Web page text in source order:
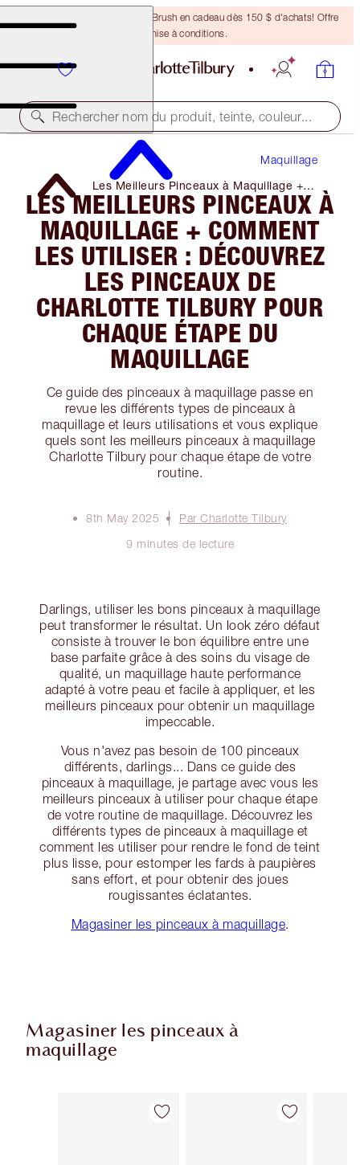
Recevez un pinceau Bronzing Brush en cadeau dès 150 $ d'achats! Offre
soumise à conditions.
Rechercher nom du produit, teinte, couleur...
Maquillage
Les Meilleurs Pinceaux à Maquillage +
Comment Les Utiliser : Découvrez Les
Pinceaux De Charlotte Tilbury Pour
Chaque éTape Du Maquillage
LES MEILLEURS PINCEAUX À
MAQUILLAGE + COMMENT
LES UTILISER : DÉCOUVREZ
LES PINCEAUX DE
CHARLOTTE TILBURY POUR
CHAQUE ÉTAPE DU
MAQUILLAGE
Ce guide des pinceaux à maquillage passe en
revue les différents types de pinceaux à
maquillage et leurs utilisations et vous explique
quels sont les meilleurs pinceaux à maquillage
Charlotte Tilbury pour chaque étape de votre
routine.
8th May 2025
Par Charlotte Tilbury
9 minutes de lecture
Darlings, utiliser les bons pinceaux à maquillage
peut transformer le résultat. Un look zéro défaut
consiste à trouver le bon équilibre entre une
base parfaite grâce à des soins du visage de
qualité, un maquillage haute performance
adapté à votre peau et facile à appliquer, et les
meilleurs pinceaux pour obtenir un maquillage
impeccable.
Vous n'avez pas besoin de 100 pinceaux
différents, darlings... Dans ce guide des
pinceaux à maquillage, je partage avec vous les
meilleurs pinceaux à utiliser pour chaque étape
de votre routine de maquillage. Découvrez les
différents types de pinceaux à maquillage et
comment les utiliser pour rendre le fond de teint
plus lisse, pour estomper les fards à paupières
sans effort, et pour obtenir des joues
rougissantes éclatantes.
Magasiner les pinceaux à maquillage.
Magasiner les pinceaux à
maquillage
Article 1 sur 15 Article 2 sur 15